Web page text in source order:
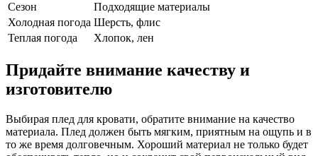
Сезон
Подходящие материалы
Холодная погода Шерсть, флис
Теплая погода
Хлопок, лен
Придайте внимание качеству и
изготовителю
Выбирая плед для кровати, обратите внимание на качество
материала. Плед должен быть мягким, приятным на ощупь и в
то же время долговечным. Хороший материал не только будет